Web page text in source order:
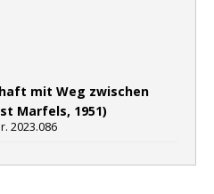
mit Weg zwischen
Marfels, 1951)
2023.086